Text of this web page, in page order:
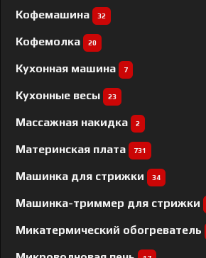
Кофемашина 32
Кофемолка 20
Кухонная машина 7
Кухонные весы 23
Массажная накидка 2
Материнская плата 731
Машинка для стрижки 34
Машинка-триммер для стрижки
Микатермический обогреватель